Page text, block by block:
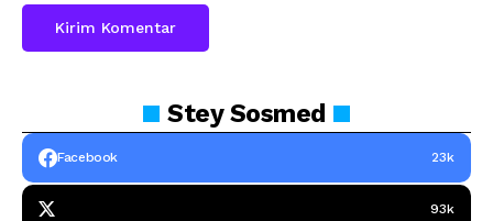
SteySosmed
Facebook 23k
93k